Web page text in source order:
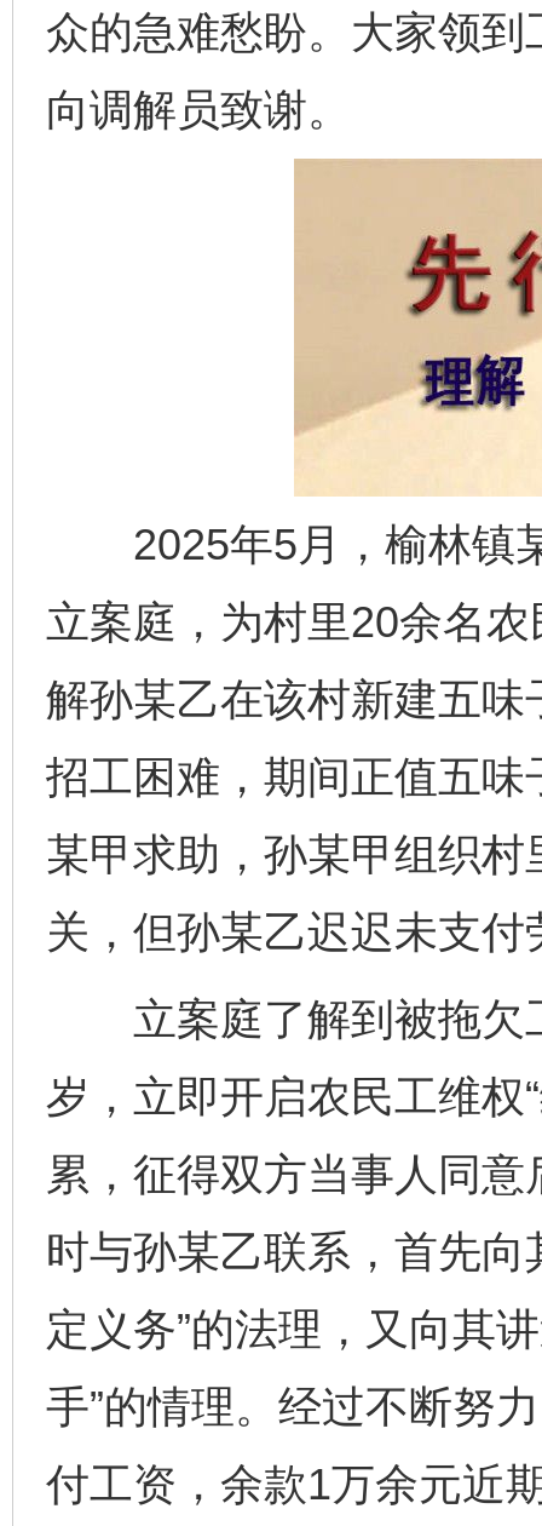
众的急难愁盼。大家领
向调解员致谢。
2025年5月，榆林镇
立案庭，为村里20余名
解孙某乙在该村新建五
招工困难，期间正值五
某甲求助，孙某甲组织
关，但孙某乙迟迟未支付
立案庭了解到被拖欠
岁，立即开启农民工维权
累，征得双方当事人同
时与孙某乙联系，首先
定义务”的法理，又向其
手”的情理。经过不断努
付工资，余款1万余元近